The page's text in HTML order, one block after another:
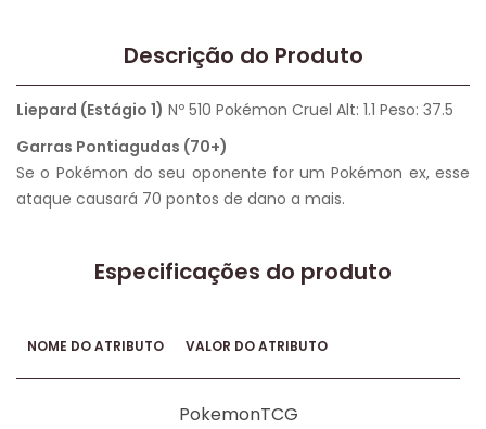
Descrição do Produto
Liepard (Estágio 1) Nº 510 Pokémon Cruel Alt: 1.1 Peso: 37.5
Garras Pontiagudas (70+)
Se o Pokémon do seu oponente for um Pokémon ex, esse
ataque causará 70 pontos de dano a mais.
Especificações do produto
NOME DO ATRIBUTO VALOR DO ATRIBUTO
PokemonTCG